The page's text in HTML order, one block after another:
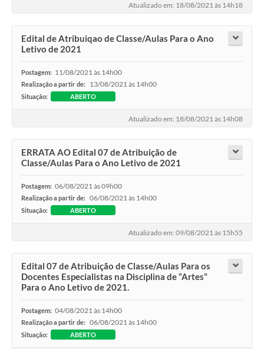
Atualizado em: 18/08/2021 às 14h18
Edital de Atribuiqao de Classe/Aulas Para o Ano
Letivo de 2021
Postagem: 11/08/2021 às 14h00
Realização a partir de: 13/08/2021 às 14h00
Situação: ABERTO
Atualizado em: 18/08/2021 às 14h08
ERRATA AO Edital 07 de Atribuição de
Classe/Aulas Para o Ano Letivo de 2021
Postagem: 06/08/2021 às 09h00
Realização a partir de: 06/08/2021 às 14h00
Situação: ABERTO
Atualizado em: 09/08/2021 às 15h55
Edital 07 de Atribuição de Classe/Aulas Para os
Docentes Especialistas na Disciplina de “Artes”
Para o Ano Letivo de 2021.
Postagem: 04/08/2021 às 14h00
Realização a partir de: 06/08/2021 às 14h00
Situação: ABERTO